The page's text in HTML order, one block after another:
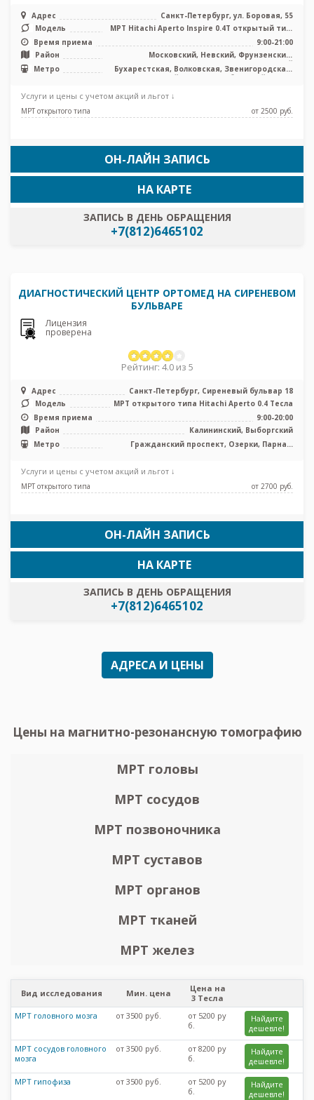
Адрес
Санкт-Петербург, ул. Боровая, 55
Модель
МРТ Hitachi Aperto Inspire 0.4T открытый тип,
КТ Toshiba Aquilion 16 с ...
Время приема
9:00-21:00
Район
Московский, Невский, Фрунзенский,
Центральный
Метро
Бухарестская, Волковская, Звенигородская,
Лиговский проспект, Обводный канал,
Услуги и цены с учетом акций и льгот ↓
МРТ открытого типа от 2500 pуб.
ОН-ЛАЙН ЗАПИСЬ
ЗАПИСЬ В ДЕНЬ ОБРАЩЕНИЯ
+7(812)6465102
НА КАРТЕ
ДИАГНОСТИЧЕСКИЙ ЦЕНТР ОРТОМЕД НА СИРЕНЕВОМ
БУЛЬВАРЕ
Лицензия
проверена
Рейтинг: 4.0 из 5
Адрес
Санкт-Петербург, Сиреневый бульвар 18
Модель
МРТ открытого типа Hitachi Aperto 0.4 Тесла
Время приема
9:00-20:00
Район
Калининский, Выборгский
Метро
Гражданский проспект, Озерки, Парнас,
Услуги и цены с учетом акций и льгот ↓
МРТ открытого типа от 2700 pуб.
ОН-ЛАЙН ЗАПИСЬ
ЗАПИСЬ В ДЕНЬ ОБРАЩЕНИЯ
+7(812)6465102
НА КАРТЕ
АДРЕСА И ЦЕНЫ
Цены на магнитно-резонансную томографию
МРТ головы
МРТ сосудов
МРТ позвоночника
МРТ суставов
МРТ органов
МРТ тканей
МРТ желез
Вид исследования Мин. цена
Цена на
3 Тесла
МРТ головного мозга
от 3500 руб.
от 5200 ру
б.
Найдите
дешевле!
МРТ сосудов головного
мозга
от 3500 руб.
от 8200 ру
б.
Найдите
дешевле!
МРТ гипофиза
от 3500 руб.
от 5200 ру
б.
Найдите
дешевле!